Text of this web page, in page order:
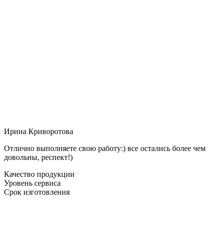
Ирина Криворотова
Отлично выполняете свою работу:) все остались более чем
довольны, респект!)
Качество продукции
Уровень сервиса
Срок изготовления